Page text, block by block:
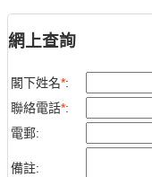
網上查詢
閣下姓名*:
聯絡電話*:
電郵:
備註: